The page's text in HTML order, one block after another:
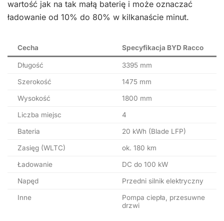
wartość jak na tak małą baterię i może oznaczać
ładowanie od 10% do 80% w kilkanaście minut.
Cecha Specyfikacja BYD Racco
Długość 3395 mm
Szerokość 1475 mm
Wysokość 1800 mm
Liczba miejsc 4
Bateria 20 kWh (Blade LFP)
Zasięg (WLTC) ok. 180 km
Ładowanie DC do 100 kW
Napęd Przedni silnik elektryczny
Inne
Pompa ciepła, przesuwne
drzwi